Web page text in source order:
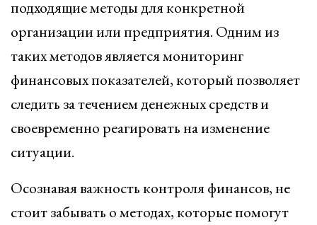
подходящие методы для конкретной
организации или предприятия. Одним из
таких методов является мониторинг
финансовых показателей, который позволяет
следить за течением денежных средств и
своевременно реагировать на изменение
ситуации.
Осознавая важность контроля финансов, не
стоит забывать о методах, которые помогут